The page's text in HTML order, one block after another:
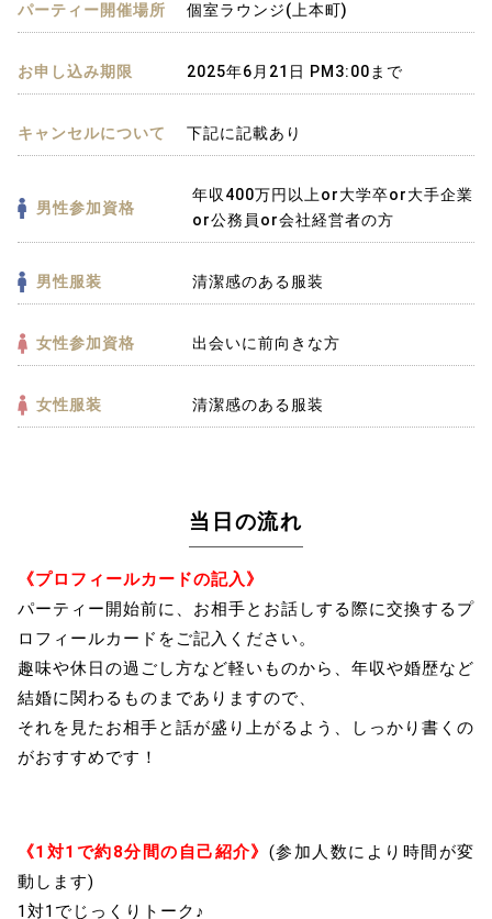
パーティー開催場所 個室ラウンジ(上本町)
お申し込み期限 2025年6月21日 PM3:00まで
キャンセルについて 下記に記載あり
男性参加資格
年収400万円以上or大学卒or大手企業
or公務員or会社経営者の方
男性服装 清潔感のある服装
女性参加資格 出会いに前向きな方
女性服装 清潔感のある服装
当日の流れ
《プロフィールカードの記入》
パーティー開始前に、お相手とお話しする際に交換するプ
ロフィールカードをご記入ください。
趣味や休日の過ごし方など軽いものから、年収や婚歴など
結婚に関わるものまでありますので、
それを見たお相手と話が盛り上がるよう、しっかり書くの
がおすすめです！
《1対1で約8分間の自己紹介》 (参加人数により時間が変
動します)
1対1でじっくりトーク♪